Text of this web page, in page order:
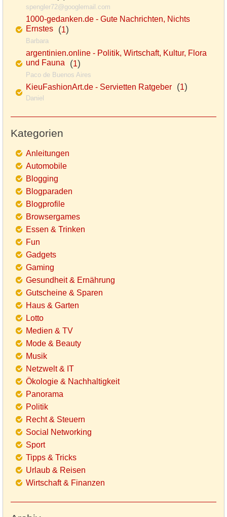
spengler72@googlemail.com
1000-gedanken.de - Gute Nachrichten, Nichts
Ernstes (1)
Barbara
argentinien.online - Politik, Wirtschaft, Kultur, Flora
und Fauna (1)
Paco de Buenos Aires
KieuFashionArt.de - Servietten Ratgeber (1)
Daniel
Kategorien
Anleitungen
Automobile
Blogging
Blogparaden
Blogprofile
Browsergames
Essen & Trinken
Fun
Gadgets
Gaming
Gesundheit & Ernährung
Gutscheine & Sparen
Haus & Garten
Lotto
Medien & TV
Mode & Beauty
Musik
Netzwelt & IT
Ökologie & Nachhaltigkeit
Panorama
Politik
Recht & Steuern
Social Networking
Sport
Tipps & Tricks
Urlaub & Reisen
Wirtschaft & Finanzen